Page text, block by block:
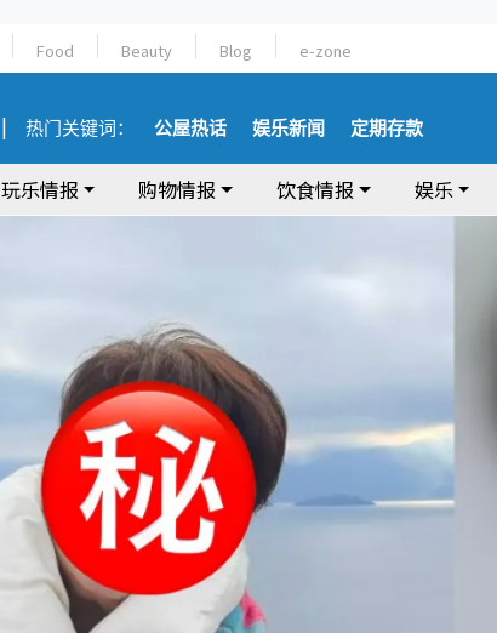
Food Beauty Blog e-zone
热门关键词： 公屋热话 娱乐新闻 定期存款
玩乐情报 购物情报 饮食情报 娱乐